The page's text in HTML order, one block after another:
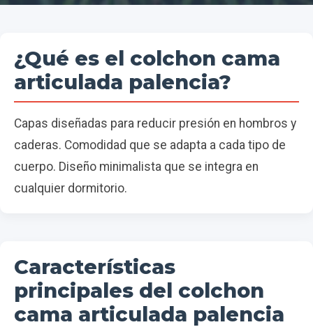
¿Qué es el colchon cama
articulada palencia?
Capas diseñadas para reducir presión en hombros y
caderas. Comodidad que se adapta a cada tipo de
cuerpo. Diseño minimalista que se integra en
cualquier dormitorio.
Características
principales del colchon
cama articulada palencia